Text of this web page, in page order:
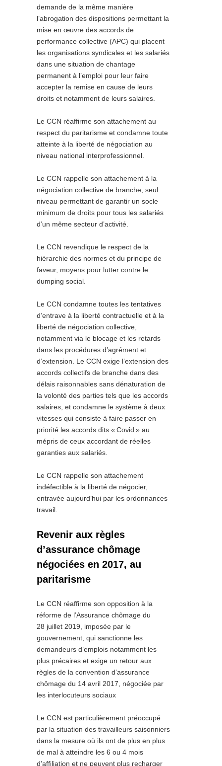
demande de la même manière
l’abrogation des dispositions permettant la
mise en œuvre des accords de
performance collective (APC) qui placent
les organisations syndicales et les salariés
dans une situation de chantage
permanent à l’emploi pour leur faire
accepter la remise en cause de leurs
droits et notamment de leurs salaires.
Le CCN réaffirme son attachement au
respect du paritarisme et condamne toute
atteinte à la liberté de négociation au
niveau national interprofessionnel.
Le CCN rappelle son attachement à la
négociation collective de branche, seul
niveau permettant de garantir un socle
minimum de droits pour tous les salariés
d’un même secteur d’activité.
Le CCN revendique le respect de la
hiérarchie des normes et du principe de
faveur, moyens pour lutter contre le
dumping social.
Le CCN condamne toutes les tentatives
d’entrave à la liberté contractuelle et à la
liberté de négociation collective,
notamment via le blocage et les retards
dans les procédures d’agrément et
d’extension. Le CCN exige l’extension des
accords collectifs de branche dans des
délais raisonnables sans dénaturation de
la volonté des parties tels que les accords
salaires, et condamne le système à deux
vitesses qui consiste à faire passer en
priorité les accords dits « Covid » au
mépris de ceux accordant de réelles
garanties aux salariés.
Le CCN rappelle son attachement
indéfectible à la liberté de négocier,
entravée aujourd’hui par les ordonnances
travail.
Revenir aux règles
d’assurance chômage
négociées en 2017, au
paritarisme
Le CCN réaffirme son opposition à la
réforme de l’Assurance chômage du
28 juillet 2019, imposée par le
gouvernement, qui sanctionne les
demandeurs d’emplois notamment les
plus précaires et exige un retour aux
règles de la convention d’assurance
chômage du 14 avril 2017, négociée par
les interlocuteurs sociaux
Le CCN est particulièrement préoccupé
par la situation des travailleurs saisonniers
dans la mesure où ils ont de plus en plus
de mal à atteindre les 6 ou 4 mois
d’affiliation et ne peuvent plus recharger